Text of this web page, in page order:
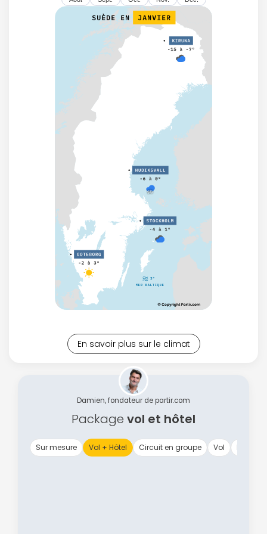
En savoir plus sur le climat
Damien, fondateur de partir.com
Package vol et hôtel
Sur mesure Vol + Hôtel Circuit en groupe Vol